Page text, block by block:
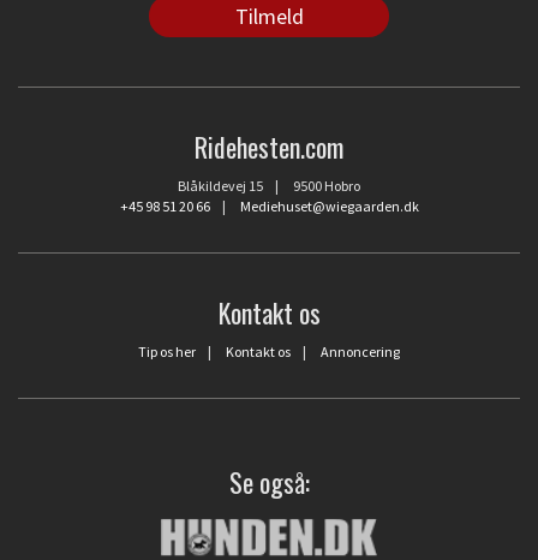
Ridehesten.com
Blåkildevej 15 | 9500 Hobro
+45 98 51 20 66| Mediehuset@wiegaarden.dk
Kontakt os
Tip os her | Kontakt os | Annoncering
Se også: